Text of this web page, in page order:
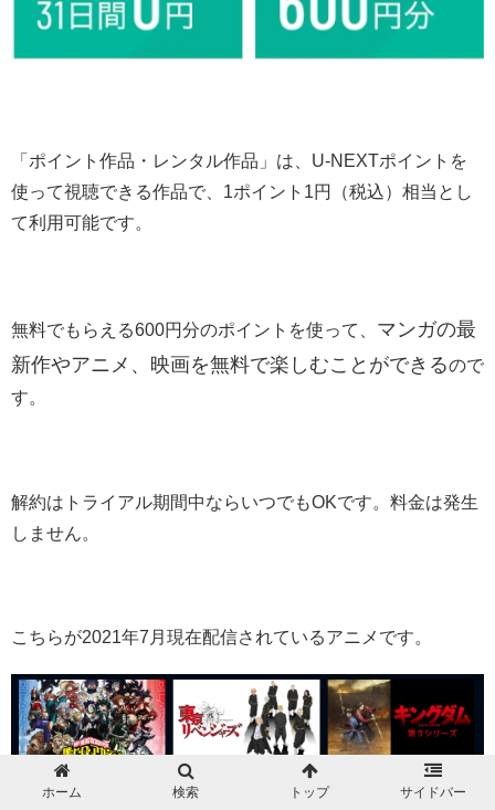
「ポイント作品・レンタル作品」は、U-NEXTポイントを
使って視聴できる作品で、1ポイント1円（税込）相当とし
て利用可能です。
無料でもらえる600円分のポイントを使って、 マンガの最
新作やアニメ、映画を無料で楽しむことができるので
す。
解約はトライアル期間中ならいつでもOKです。料金は発生
しません。
こちらが2021年7月現在配信されているアニメです。
ホーム 検索 トップ サイドバー